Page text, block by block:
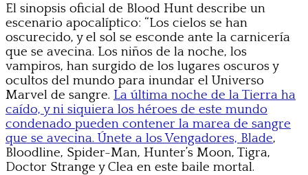
El sinopsis oficial de Blood Hunt describe un
escenario apocalíptico: “Los cielos se han
oscurecido, y el sol se esconde ante la carnicería
que se avecina. Los niños de la noche, los
vampiros, han surgido de los lugares oscuros y
ocultos del mundo para inundar el Universo
Marvel de sangre. La última noche de la Tierra ha
caído, y ni siquiera los héroes de este mundo
condenado pueden contener la marea de sangre
que se avecina. Únete a los Vengadores, Blade,
Bloodline, Spider-Man, Hunter’s Moon, Tigra,
Doctor Strange y Clea en este baile mortal.